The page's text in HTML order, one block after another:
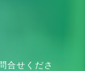
合せくださ